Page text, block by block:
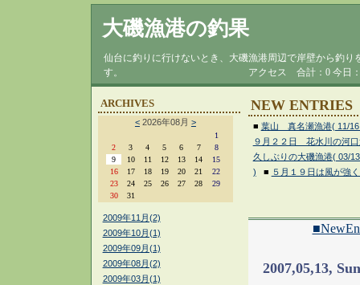
大磯漁港の釣果
仙台に釣りに行けないとき、大磯漁港周辺で岸壁から釣り
す。 アクセス 合計：0 今日
NEW ENTRIES
■ 葉山 真名瀬漁港( 11/
９月２２日 花水川の河口
久しぶりの大磯漁港( 03/
)
■ ５月１９日は風が強
2007,05,13,
ARCHIVES
<2026年08月 >
1
2
3 4 5 6 7
8
9
10 11 12 13 14
15
16
17 18 19 20 21
22
23
24 25 26 27 28
29
30
31
2009年11月(2)
2009年10月(1)
2009年09月(1)
2009年08月(2)
2009年03月(1)